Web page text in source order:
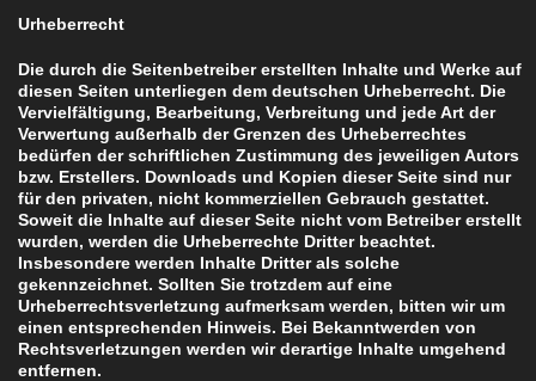
Urheberrecht
Die durch die Seitenbetreiber erstellten Inhalte und Werke auf
diesen Seiten unterliegen dem deutschen Urheberrecht. Die
Vervielfältigung, Bearbeitung, Verbreitung und jede Art der
Verwertung außerhalb der Grenzen des Urheberrechtes
bedürfen der schriftlichen Zustimmung des jeweiligen Autors
bzw. Erstellers. Downloads und Kopien dieser Seite sind nur
für den privaten, nicht kommerziellen Gebrauch gestattet.
Soweit die Inhalte auf dieser Seite nicht vom Betreiber erstellt
wurden, werden die Urheberrechte Dritter beachtet.
Insbesondere werden Inhalte Dritter als solche
gekennzeichnet. Sollten Sie trotzdem auf eine
Urheberrechtsverletzung aufmerksam werden, bitten wir um
einen entsprechenden Hinweis. Bei Bekanntwerden von
Rechtsverletzungen werden wir derartige Inhalte umgehend
entfernen.